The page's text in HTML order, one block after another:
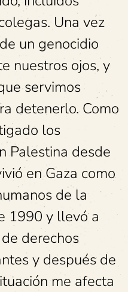
Una vez
un genocidio
nuestros ojos, y
servimos
detenerlo. Como
los
Palestina desde
en Gaza como
de la
1990 y llevó a
derechos
y después de
me afecta